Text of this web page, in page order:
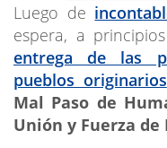
Luego de
espera, a
entrega de las
pueblos originarios
Mal Paso de
Unión y Fuerza